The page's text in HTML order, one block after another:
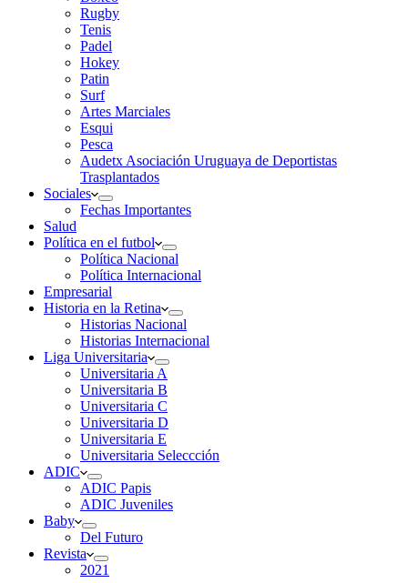
Rugby
Tenis
Padel
Hokey
Patin
Surf
Artes Marciales
Esqui
Pesca
Audetx Asociación Uruguaya de Deportistas
Trasplantados
Sociales
Fechas Importantes
Salud
Política en el futbol
Política Nacional
Política Internacional
Empresarial
Historia en la Retina
Historias Nacional
Historias Internacional
Liga Universitaria
Universitaria A
Universitaria B
Universitaria C
Universitaria D
Universitaria E
Universitaria Seleccción
ADIC
ADIC Papis
ADIC Juveniles
Baby
Del Futuro
Revista
2021